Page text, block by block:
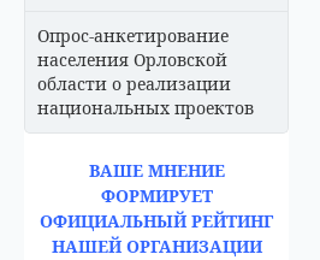
Опрос-анкетирование
населения Орловской
области о реализации
национальных проектов
ВАШЕ МНЕНИЕ
ФОРМИРУЕТ
ОФИЦИАЛЬНЫЙ РЕЙТИНГ
НАШЕЙ ОРГАНИЗАЦИИ